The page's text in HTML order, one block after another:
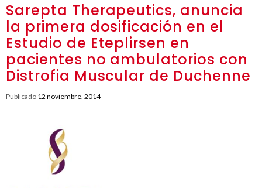
Sarepta Therapeutics, anuncia
la primera dosificación en el
Estudio de Eteplirsen en
pacientes no ambulatorios con
Distrofia Muscular de Duchenne
Publicado 12 noviembre, 2014